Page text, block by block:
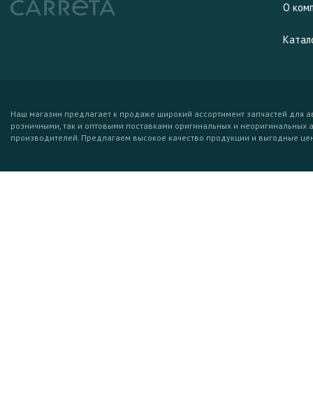
О
Наш магазин предлагает к продаже широкий ассортимент запчастей для
розничными, так и оптовыми поставками оригинальных и неоригинальных
производителей. Предлагаем высокое качество продукции и выгодные